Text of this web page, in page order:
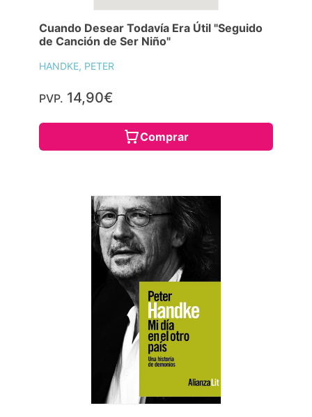
Cuando Desear Todavía Era Útil "Seguido
de Canción de Ser Niño"
HANDKE, PETER
PVP. 14,90€
Comprar